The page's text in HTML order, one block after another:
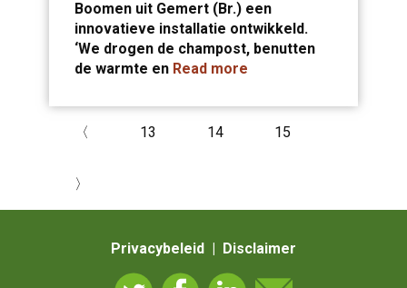
Boomen uit Gemert (Br.) een
innovatieve installatie ontwikkeld.
‘We drogen de champost, benutten
de warmte en Read more
〈 13 14 15
〉
Privacybeleid | Disclaimer